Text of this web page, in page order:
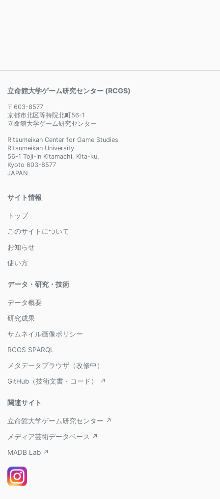
立命館大学ゲーム研究センター (RCGS)
〒603-8577
京都市北区等持院北町56-1
立命館大学ゲーム研究センター
Ritsumeikan Center for Game Studies
Ritsumeikan University
56-1 Toji-in Kitamachi, Kita-ku,
Kyoto 603-8577
JAPAN
サイト情報
トップ
このサイトについて
お知らせ
使い方
データ・研究・技術
データ概要
研究成果
サムネイル画像ポリシー
RCGS SPARQL
メタデータブラウザ（改修中）
GitHub（技術文書・コード） ↗
関連サイト
立命館大学ゲーム研究センター ↗
メディア芸術データベース ↗
MADB Lab ↗